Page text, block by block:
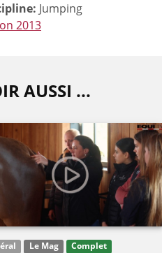
Jumping
2013
AUSSI ...
Le Mag
Complet